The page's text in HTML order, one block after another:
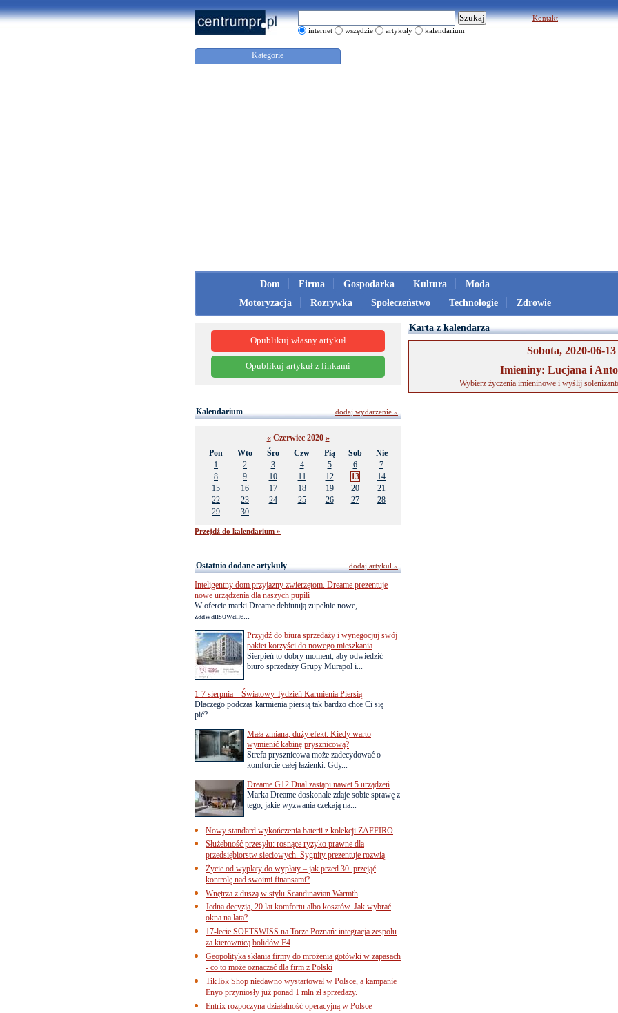
internet wszędzie artykuły kalendarium
Kontakt
Kategorie
Dom Firma Gospodarka Kultura
Moda
Motoryzacja
Rozrywka Społeczeństwo Technologie Zdrowie
Karta z kalendarza
Sobota, 2020-06-13
Imieniny: Lucjana i
Wybierz życzenia imieninowe i wyślij
Opublikuj własny artykuł
Opublikuj artykuł z linkami
Kalendarium
«Czerwiec 2020 »
Pon
Wto Śro Czw Pią Sob
Nie
1
2 3 4 5 6
7
8
9 10 11 12 13
14
15
16 17 18 19 20
21
22
23 24 25 26 27
28
29
30
Przejdź do kalendarium »
dodaj wydarzenie »
Ostatnio dodane artykuły
Inteligentny dom przyjazny zwierzętom. Dreame prezentuje
nowe urządzenia dla naszych pupili
W ofercie marki Dreame debiutują zupełnie nowe,
zaawansowane...
Przyjdź do biura sprzedaży i wynegocjuj swój
pakiet korzyści do nowego mieszkania
Sierpień to dobry moment, aby odwiedzić
biuro sprzedaży Grupy Murapol i...
1-7 sierpnia – Światowy Tydzień Karmienia Piersią
Dlaczego podczas karmienia piersią tak bardzo chce Ci się
pić?...
Mała zmiana, duży efekt. Kiedy warto
wymienić kabinę prysznicową?
Strefa prysznicowa może zadecydować o
komforcie całej łazienki. Gdy...
Dreame G12 Dual zastąpi nawet 5 urządzeń
Marka Dreame doskonale zdaje sobie sprawę z
tego, jakie wyzwania czekają na...
Nowy standard wykończenia baterii z kolekcji ZAFFIRO
Służebność przesyłu: rosnące ryzyko prawne dla
przedsiębiorstw sieciowych. Sygnity prezentuje rozwią
Życie od wypłaty do wypłaty – jak przed 30. przejąć
kontrolę nad swoimi finansami?
Wnętrza z duszą w stylu Scandinavian Warmth
Jedna decyzja, 20 lat komfortu albo kosztów. Jak wybrać
okna na lata?
17-lecie SOFTSWISS na Torze Poznań: integracja zespołu
za kierownicą bolidów F4
Geopolityka skłania firmy do mrożenia gotówki w zapasach
- co to może oznaczać dla firm z Polski
TikTok Shop niedawno wystartował w Polsce, a kampanie
Enyo przyniosły już ponad 1 mln zł sprzedaży.
Entrix rozpoczyna działalność operacyjną w Polsce
dodaj artykuł »